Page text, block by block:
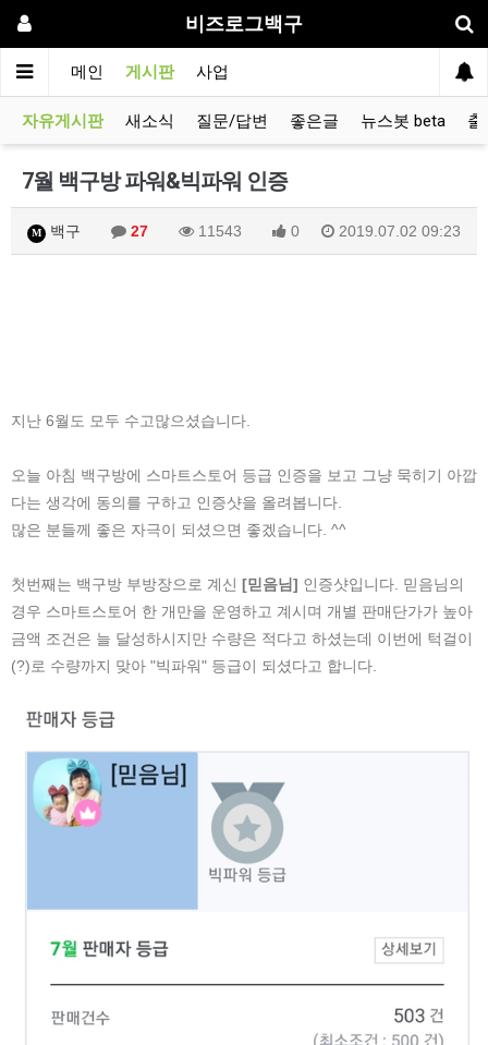
비즈로그백구
메인 게시판 사업
자유게시판 새소식 질문/답변 좋은글 뉴스봇 beta 출
7월 백구방 파워&빅파워 인증
M 백구 27 11543 0 2019.07.02 09:23
지난 6월도 모두 수고많으셨습니다.
오늘 아침 백구방에 스마트스토어 등급 인증을 보고 그냥 묵히기 아깝
다는 생각에 동의를 구하고 인증샷을 올려봅니다.
많은 분들께 좋은 자극이 되셨으면 좋겠습니다. ^^
첫번째는 백구방 부방장으로 계신 [믿음님] 인증샷입니다. 믿음님의
경우 스마트스토어 한 개만을 운영하고 계시며 개별 판매단가가 높아
금액 조건은 늘 달성하시지만 수량은 적다고 하셨는데 이번에 턱걸이
(?)로 수량까지 맞아 "빅파워" 등급이 되셨다고 합니다.